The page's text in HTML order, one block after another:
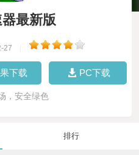
器最新版
27
下载 PC下载
，安全绿色
排行